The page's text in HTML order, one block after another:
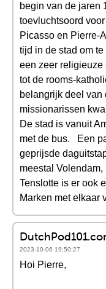
begin van de jaren
toevluchtsoord
Picasso en Pierre-
tijd in de stad om
een zeer religieuze
tot de rooms-
belangrijk deel van
missionarissen
De stad is vanuit
met de bus. Een
geprijsde
meestal
Tenslotte is er ook
Marken met elkaar
2023-10-06 19:50:27
Hoi Pierre,